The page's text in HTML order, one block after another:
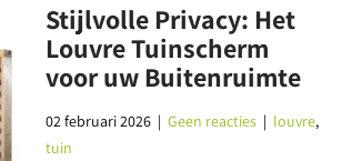
Stijlvolle Privacy: Het
Louvre Tuinscherm
voor uw Buitenruimte
02 februari 2026 |Geen reacties | louvre,
tuin